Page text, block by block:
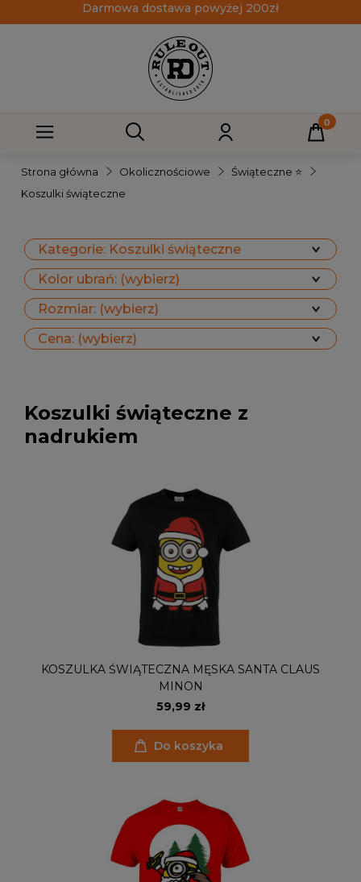
Darmowa dostawa powyżej 200zł
Strona główna Okolicznościowe
Świąteczne ⭐
Koszulki świąteczne
Kategorie: Koszulki świąteczne
Kolor ubrań: (wybierz)
Rozmiar: (wybierz)
Cena: (wybierz)
Koszulki świąteczne z
nadrukiem
KOSZULKA ŚWIĄTECZNA MĘSKA SANTA CLAUS
MINON
59,99 zł
Do koszyka